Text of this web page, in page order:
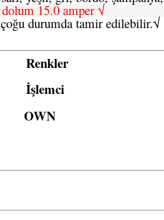
dolum 15.0 amper √
durumda tamir edilebilir.√
Renkler
İşlemci
OWN